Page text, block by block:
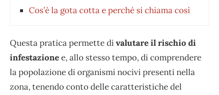
Cos’è la gota cotta e perché si chiama così
Questa pratica permette divalutare il rischio di
infestazionee, allo stesso tempo, di comprendere
la popolazione di organismi nocivi presenti nella
zona, tenendo conto delle caratteristiche del